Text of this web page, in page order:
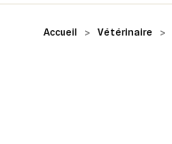
Accueil Vétérinaire